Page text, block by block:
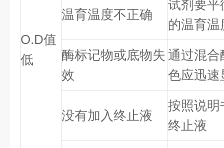
O.D值
低
温育温度不正确
试剂要平
的温育温
酶标记物或底物失
效
通过混
色应迅速
没有加入终止液
按照说明
终止液